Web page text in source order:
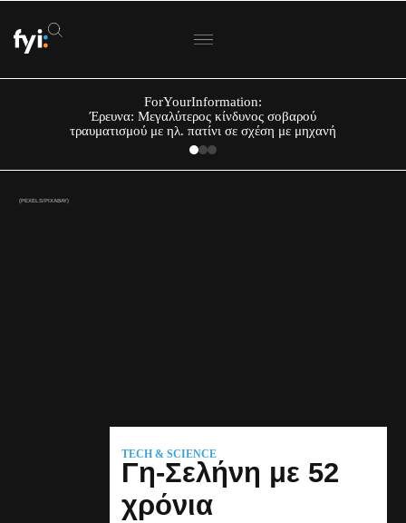
ForYourInformation:
Έρευνα: Μεγαλύτερος κίνδυνος σοβαρού
τραυματισμού με ηλ. πατίνι σε σχέση με μηχανή
(PEXELS/PIXABAY)
TECH & SCIENCE
Γη-Σελήνη με 52
χρόνια